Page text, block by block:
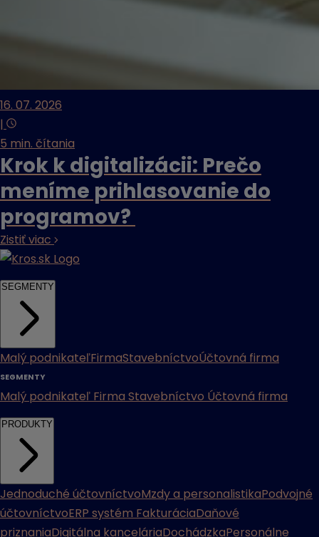
16. 07. 2026
|
5 min. čítania
Krok k digitalizácii: Prečo
meníme prihlasovanie do
programov?
Zistiť viac
SEGMENTY
Malý podnikateľFirmaStavebníctvoÚčtovná firma
SEGMENTY
Malý podnikateľ Firma Stavebníctvo Účtovná firma
PRODUKTY
Jednoduché účtovníctvoMzdy a personalistikaPodvojné
účtovníctvoERP systém FakturáciaDaňové
priznaniaDigitálna kanceláriaDochádzkaPersonálne